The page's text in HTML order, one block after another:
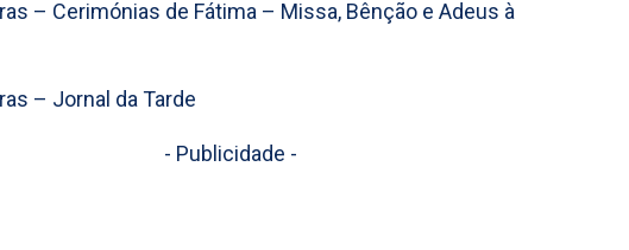
– Cerimónias de Fátima – Missa, Bênção e Adeus à
– Jornal da Tarde
- Publicidade -